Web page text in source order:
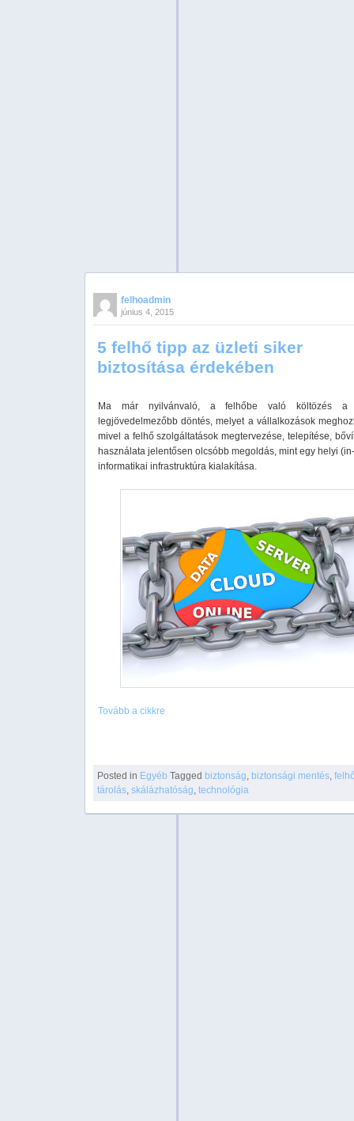
felhoadmin
június 4, 2015
5 felhő tipp az üzleti siker
biztosítása érdekében
Ma már nyilvánvaló, a felhőbe való költözés a
legjövedelmezőbb döntés, melyet a vállalkozások
mivel a felhő szolgáltatások megtervezése, telepítése,
használata jelentősen olcsóbb megoldás, mint egy helyi
informatikai infrastruktúra kialakítása.
Tovább a cikkre
Posted in Egyéb Tagged biztonság biztonsági mentés ,
tárolás ,skálázhatóság ,technológia